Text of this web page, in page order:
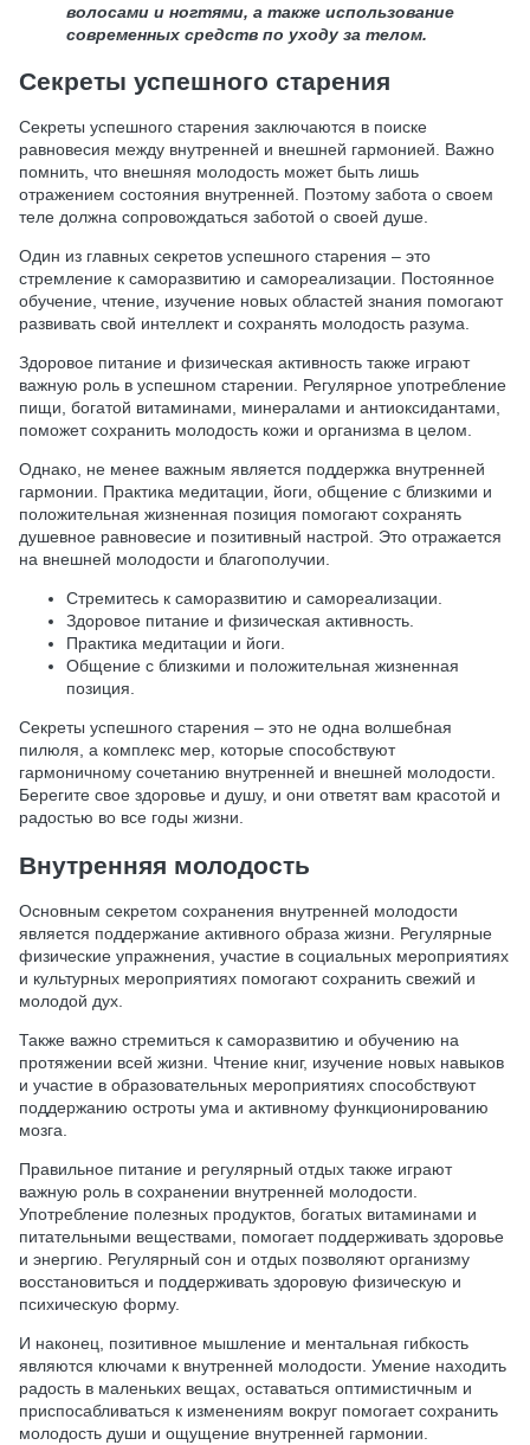
волосами и ногтями, а также использование
современных средств по уходу за телом.
Секреты успешного старения
Секреты успешного старения заключаются в поиске
равновесия между внутренней и внешней гармонией. Важно
помнить, что внешняя молодость может быть лишь
отражением состояния внутренней. Поэтому забота о своем
теле должна сопровождаться заботой о своей душе.
Один из главных секретов успешного старения – это
стремление к саморазвитию и самореализации. Постоянное
обучение, чтение, изучение новых областей знания помогают
развивать свой интеллект и сохранять молодость разума.
Здоровое питание и физическая активность также играют
важную роль в успешном старении. Регулярное употребление
пищи, богатой витаминами, минералами и антиоксидантами,
поможет сохранить молодость кожи и организма в целом.
Однако, не менее важным является поддержка внутренней
гармонии. Практика медитации, йоги, общение с близкими и
положительная жизненная позиция помогают сохранять
душевное равновесие и позитивный настрой. Это отражается
на внешней молодости и благополучии.
Стремитесь к саморазвитию и самореализации.
Здоровое питание и физическая активность.
Практика медитации и йоги.
Общение с близкими и положительная жизненная
позиция.
Секреты успешного старения – это не одна волшебная
пилюля, а комплекс мер, которые способствуют
гармоничному сочетанию внутренней и внешней молодости.
Берегите свое здоровье и душу, и они ответят вам красотой и
радостью во все годы жизни.
Внутренняя молодость
Основным секретом сохранения внутренней молодости
является поддержание активного образа жизни. Регулярные
физические упражнения, участие в социальных мероприятиях
и культурных мероприятиях помогают сохранить свежий и
молодой дух.
Также важно стремиться к саморазвитию и обучению на
протяжении всей жизни. Чтение книг, изучение новых навыков
и участие в образовательных мероприятиях способствуют
поддержанию остроты ума и активному функционированию
мозга.
Правильное питание и регулярный отдых также играют
важную роль в сохранении внутренней молодости.
Употребление полезных продуктов, богатых витаминами и
питательными веществами, помогает поддерживать здоровье
и энергию. Регулярный сон и отдых позволяют организму
восстановиться и поддерживать здоровую физическую и
психическую форму.
И наконец, позитивное мышление и ментальная гибкость
являются ключами к внутренней молодости. Умение находить
радость в маленьких вещах, оставаться оптимистичным и
приспосабливаться к изменениям вокруг помогает сохранить
молодость души и ощущение внутренней гармонии.